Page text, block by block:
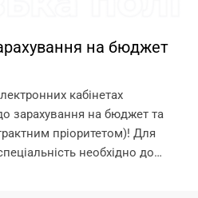
на бюджет
кабінетах
зарахування на бюджет та
пріоритетом)! Для
необхідно до